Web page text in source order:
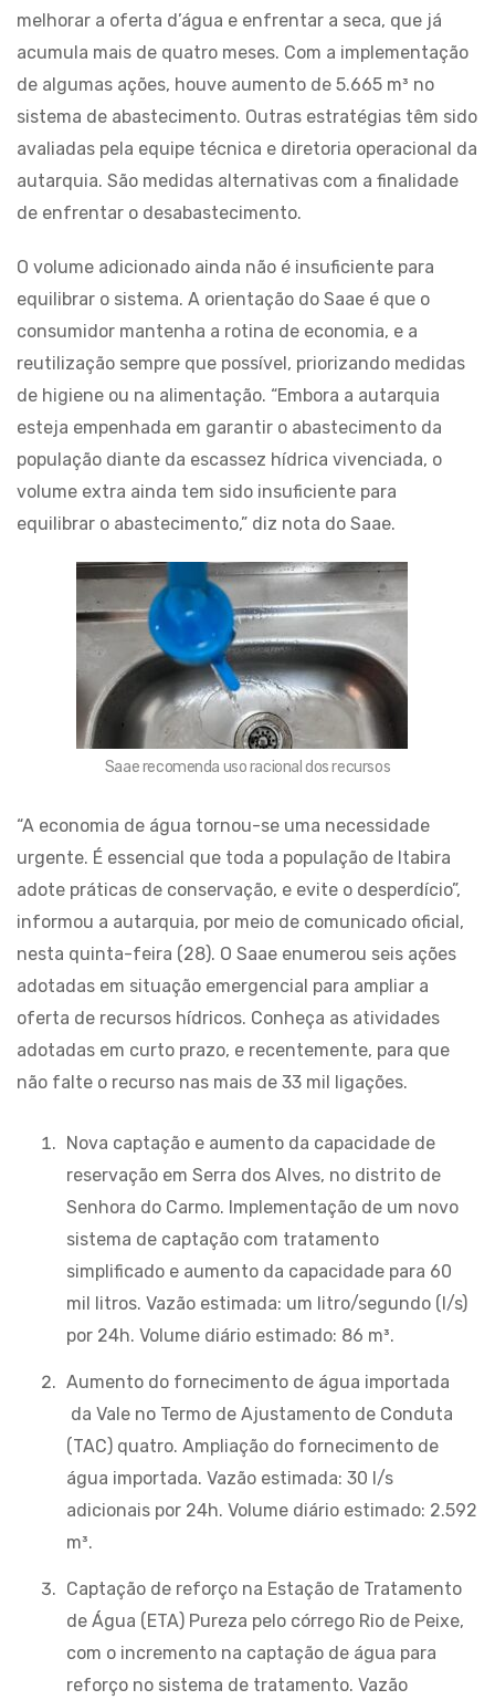
melhorar a oferta d’água e enfrentar a seca, que já
acumula mais de quatro meses. Com a implementação
de algumas ações, houve aumento de 5.665 m³ no
sistema de abastecimento. Outras estratégias têm sido
avaliadas pela equipe técnica e diretoria operacional da
autarquia. São medidas alternativas com a finalidade
de enfrentar o desabastecimento.
O volume adicionado ainda não é insuficiente para
equilibrar o sistema. A orientação do Saae é que o
consumidor mantenha a rotina de economia, e a
reutilização sempre que possível, priorizando medidas
de higiene ou na alimentação. “Embora a autarquia
esteja empenhada em garantir o abastecimento da
população diante da escassez hídrica vivenciada, o
volume extra ainda tem sido insuficiente para
equilibrar o abastecimento,” diz nota do Saae.
Saae recomenda uso racional dos recursos
“A economia de água tornou-se uma necessidade
urgente. É essencial que toda a população de Itabira
adote práticas de conservação, e evite o desperdício”,
informou a autarquia, por meio de comunicado oficial,
nesta quinta-feira (28). O Saae enumerou seis ações
adotadas em situação emergencial para ampliar a
oferta de recursos hídricos. Conheça as atividades
adotadas em curto prazo, e recentemente, para que
não falte o recurso nas mais de 33 mil ligações.
Nova captação e aumento da capacidade de
reservação em Serra dos Alves, no distrito de
Senhora do Carmo. Implementação de um novo
sistema de captação com tratamento
simplificado e aumento da capacidade para 60
mil litros. Vazão estimada: um litro/segundo (l/s)
por 24h. Volume diário estimado: 86 m³.
Aumento do fornecimento de água importada
da Vale no Termo de Ajustamento de Conduta
(TAC) quatro. Ampliação do fornecimento de
água importada. Vazão estimada: 30 l/s
adicionais por 24h. Volume diário estimado: 2.592
m³.
Captação de reforço na Estação de Tratamento
de Água (ETA) Pureza pelo córrego Rio de Peixe,
com o incremento na captação de água para
reforço no sistema de tratamento. Vazão